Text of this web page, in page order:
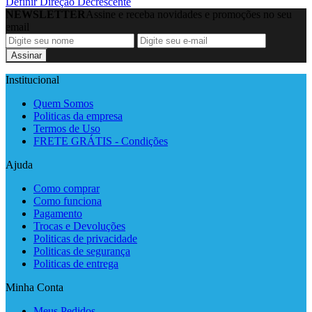
NEWSLETTERAssine e receba novidades e promoções no seu
email
Assinar
Institucional
Quem Somos
Politicas da empresa
Termos de Uso
FRETE GRÁTIS - Condições
Ajuda
Como comprar
Como funciona
Pagamento
Trocas e Devoluções
Politicas de privacidade
Politicas de segurança
Politicas de entrega
Minha Conta